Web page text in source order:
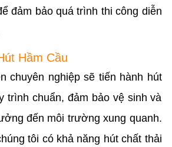
đảm bảo quá trình thi công diễn
Hầm Cầu
chuyên nghiệp sẽ tiến hành hút
trình chuẩn, đảm bảo vệ sinh và
đến môi trường xung quanh.
tôi có khả năng hút chất thải